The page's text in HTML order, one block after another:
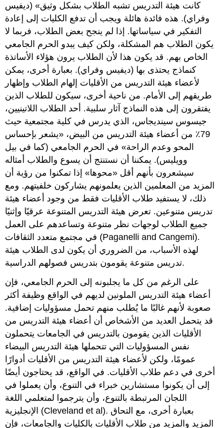
كانت هيئة التدريس تشبه الطلاب بشكل وثيق» (ديفيس
وفراي). هذه فائدة هائلة ويجب أن تدفع الكليات إلى إعادة
التفكير في سياساتها. إذا لم ينجح بعض الطلاب، فربما لا
يكون الطلاب هم المشكلة، ولكن كيف يبدو الحرم الجامعي
الخاص بهم. قد يكون هذا لأن الطلاب يرون هؤلاء الأساتذة
كنماذج يحتذى بها (ديفيس وفراي). بعبارة أخرى، يمكن
لأعضاء هيئة التدريس من الأقليات إلهام الطلاب وإظهار
طريقهم إلى الأمام. من ناحية أخرى، سيكون للطلاب الذين
يفتقرون إلى هذه النماذج آثار سلبية. أحد الطلاب اللاتينيين،
جيسوس سينديجاس، الذي يدرس في كلية مجتمعية حيث
79٪ من أعضاء هيئة التدريس من البيض، «يشعر بإحساس
المحو وعدم الراحة» في الحرم الجامعي (كما في بيل
وويليس). يمكننا أن نستنتج أن يسوع والطلاب أمثاله
سيشعرون بأنهم أقل «محوها» إذا تمكنوا من رؤية أن
المزيد من المعلمين الذين يعلمونهم يشاركون خلفيتهم. ومع
ذلك، لا يستفيد طلاب الأقليات فقط من وجود أعضاء هيئة
تدريس متنوعين. تعرض هيئة التدريس المتنوعة عرقيًا وإثنيًا
جميع الطلاب لوجهات نظر متنوعة وتساعدهم على العمل
في مجتمع متعدد الثقافات (Paganelli and Cangemi).
لهذه الأسباب، من الضروري أن يكون لدى الطلاب هيئة
تدريس متنوعة يقومون بتدريس فصولهم الدراسية.
على الرغم من كل ما يجلبونه إلى الحرم الجامعي، فإن
أعضاء هيئة التدريس الملونين لديهم في الواقع وظيفة أكثر
صعوبة لأنهم غالبًا ما يُطلب منهم تحمل مسؤوليات إضافية.
قد يتحمل العديد من الأشخاص أن أعضاء هيئة التدريس من
الأقليات الذين يقومون بالتدريس في الجامعات يتحملون
نفس المسؤوليات التي تتحملها هيئة التدريس البيضاء
عمومًا، ولكن لأعضاء هيئة التدريس من الأقليات أدوارًا
أخرى في دعم طلاب الأقليات. في الواقع، قد يحتاجون أيضًا
إلى أن يكونوا مستشارين خبراء في التنوع، وأن يعملوا في
اللجان المرتبطة بالتنوع، وأن يترجموا لمتعلمي اللغة
الإنجليزية (Cleveland et al). بعبارة أخرى، مع التحاق
المزيد والمزيد من طلاب الأقليات بالكليات والجامعات، فإن